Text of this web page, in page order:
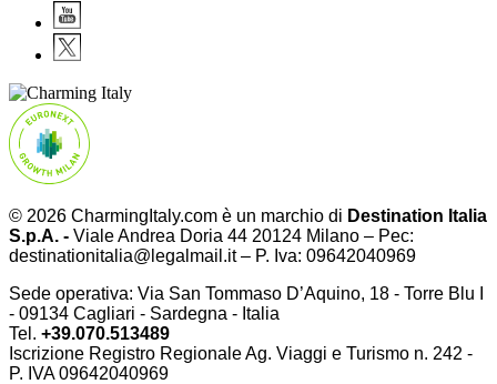
© 2026 CharmingItaly.com è un marchio di Destination Italia
S.p.A. - Viale Andrea Doria 44 20124 Milano – Pec:
destinationitalia@legalmail.it – P. Iva: 09642040969
Sede operativa: Via San Tommaso D’Aquino, 18 - Torre Blu I
- 09134 Cagliari - Sardegna - Italia
Tel. +39.070.513489
Iscrizione Registro Regionale Ag. Viaggi e Turismo n. 242 -
P. IVA09642040969